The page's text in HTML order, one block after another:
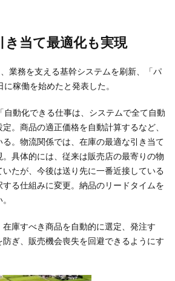
き当て最適化も実現
業務を支える基幹システムを刷新、「パ
稼働を始めたと発表した。
自動化できる仕事は、システムで全て自動
。商品の適正価格を自動計算するなど、
。物流関係では、在庫の最適な引き当て
具体的には、従来は販売店の最寄りの物
たが、今後は送り先に一番近接している
る仕組みに変更。納品のリードタイムを
在庫すべき商品を自動的に選定、発注す
ぎ、販売機会喪失を回避できるようにす